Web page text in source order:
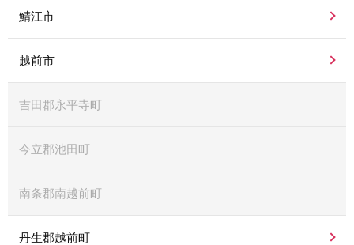
鯖江市
越前市
吉田郡永平寺町
今立郡池田町
南条郡南越前町
丹生郡越前町